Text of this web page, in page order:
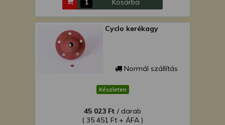
Kosárba
Cyclo kerékagy
Normál szállítás
Készleten
45 023 Ft / darab
( 35 451 Ft + ÁFA )